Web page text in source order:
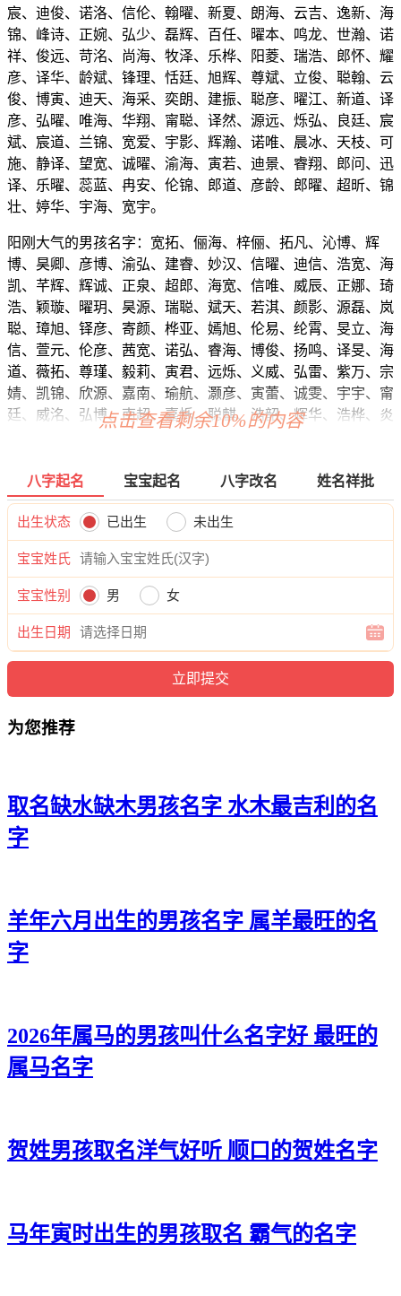
宸、迪俊、诺洛、信伦、翰曜、新夏、朗海、云吉、逸新、海
锦、峰诗、正婉、弘少、磊辉、百任、曜本、鸣龙、世瀚、诺
祥、俊远、苛洺、尚海、牧泽、乐桦、阳菱、瑞浩、郎怀、耀
彦、译华、龄斌、锋理、恬廷、旭辉、尊斌、立俊、聪翰、云
俊、博寅、迪天、海采、奕朗、建振、聪彦、曜江、新道、译
彦、弘曜、唯海、华翔、甯聪、译然、源远、烁弘、良廷、宸
斌、宸道、兰锦、宽爱、宇影、辉瀚、诺唯、晨冰、天枝、可
施、静译、望宽、诚曜、渝海、寅若、迪景、睿翔、郎问、迅
译、乐曜、蕊蓝、冉安、伦锦、郎道、彦龄、郎曜、超昕、锦
壮、婷华、宇海、宽宇。
阳刚大气的男孩名字：宽拓、俪海、梓俪、拓凡、沁博、辉
博、昊卿、彦博、渝弘、建睿、妙汉、信曜、迪信、浩宽、海
凯、芊辉、辉诚、正泉、超郎、海宽、信唯、威辰、正娜、琦
浩、颖璇、曜玥、昊源、瑞聪、斌天、若淇、颜影、源磊、岚
聪、璋旭、铎彦、寄颜、桦亚、嫣旭、伦易、纶霄、旻立、海
信、萱元、伦彦、茜宽、诺弘、睿海、博俊、扬鸣、译旻、海
道、薇拓、尊瑾、毅莉、寅君、远烁、义威、弘雷、紫万、宗
婧、凯锦、欣源、嘉南、瑜航、灏彦、寅蕾、诚雯、宇宇、甯
廷、威洺、弘博、南超、嘉烁、聪麒、浩韶、辉华、浩桦、炎
弘、柯正、嘉浩、瀚云、宽寅、辰道、本志、灏廷、瀚海、桦
桦、保迪、高琦、曜奕、梵迪、浩旻、辉鸣、任江、震曜、瑾
颜、宇辰、曜海、瀚浚、建旭、观坤、蕾源、向志、宽唯、道
奇、顷超、奕滢、桦曜、曜博、博辉、鸣鸣、健郎、旻鸣、强
嘉、朗新、知如、万盛、凡奕。
点击查看剩余10%的内容
八字起名 宝宝起名 八字改名 姓名祥批
出生状态 已出生 未出生
宝宝姓氏
宝宝性别 男 女
出生日期
为您推荐
取名缺水缺木男孩名字 水木最吉利的名
字
羊年六月出生的男孩名字 属羊最旺的名
字
2026年属马的男孩叫什么名字好 最旺的
属马名字
贺姓男孩取名洋气好听 顺口的贺姓名字
马年寅时出生的男孩取名 霸气的名字